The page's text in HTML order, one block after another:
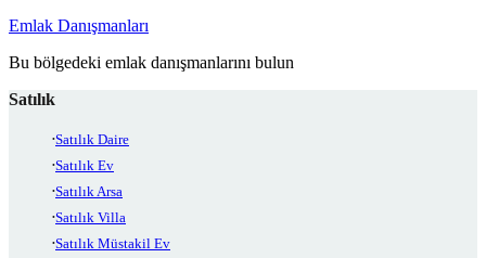
Emlak Danışmanları
Bu bölgedeki emlak danışmanlarını bulun
Satılık
Satılık Daire
Satılık Ev
Satılık Arsa
Satılık Villa
Satılık Müstakil Ev